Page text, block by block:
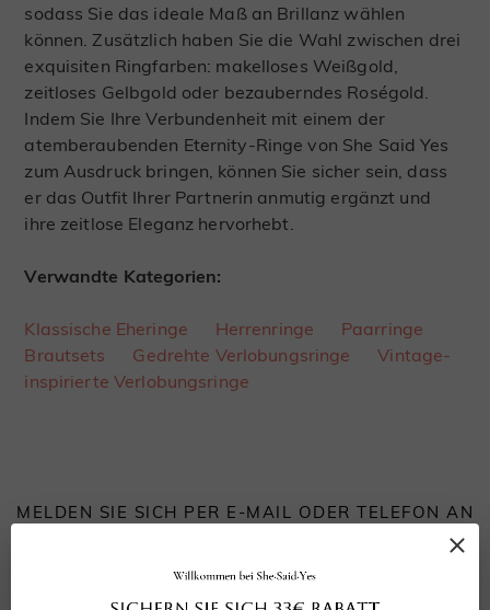
sodass Sie das ideale Maß an Brillanz wählen
können. Zusätzlich haben Sie die Wahl zwischen drei
exquisiten Ringfarben: makelloses Weißgold,
zeitloses Gelbgold oder bezauberndes Roségold.
Indem Sie Ihre Verbundenheit mit einem der
atemberaubenden Eternity-Ringe von She Said Yes
zum Ausdruck bringen, können Sie sicher sein, dass
er das Outfit Ihrer Partnerin anmutig ergänzt und
ihre zeitlose Eleganz hervorhebt.
Verwandte Kategorien:
Klassische Eheringe Herrenringe
Paarringe
Brautsets
Gedrehte Verlobungsringe
Vintage-
inspirierte Verlobungsringe
MELDEN SIE SICH PER E-MAIL ODER TELEFON AN
exklusive Angebote – 33 € Rabatt auf Ihre erste